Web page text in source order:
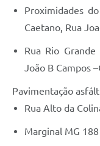
Proximidades
Caetano, Rua
Rua Rio
João B Campos
Pavimentação
Rua Alto da
Marginal MG